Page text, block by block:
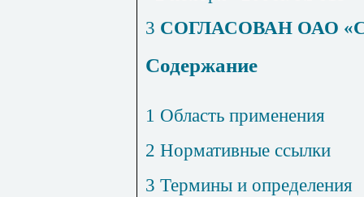
3 СОГЛАСОВАН ОАО
Содержание
1 Область применения
2 Нормативные ссылки
3 Термины и определения